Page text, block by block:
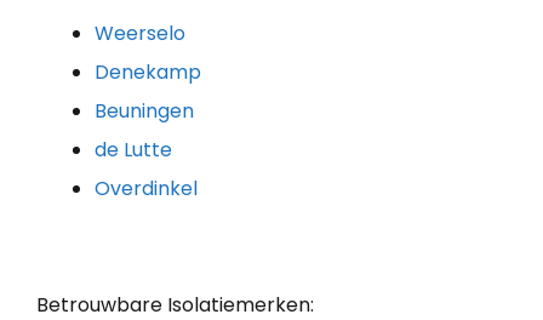
Weerselo
Denekamp
Beuningen
de Lutte
Overdinkel
Betrouwbare Isolatiemerken: